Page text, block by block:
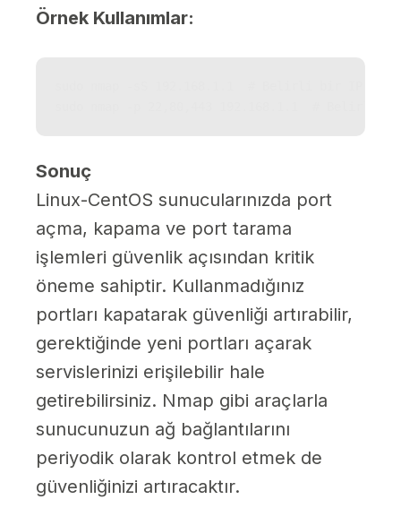
Örnek Kullanımlar:
Sonuç
Linux-CentOS sunucularınızda port
açma, kapama ve port tarama
işlemleri güvenlik açısından kritik
öneme sahiptir. Kullanmadığınız
portları kapatarak güvenliği artırabilir,
gerektiğinde yeni portları açarak
servislerinizi erişilebilir hale
getirebilirsiniz. Nmap gibi araçlarla
sunucunuzun ağ bağlantılarını
periyodik olarak kontrol etmek de
güvenliğinizi artıracaktır.